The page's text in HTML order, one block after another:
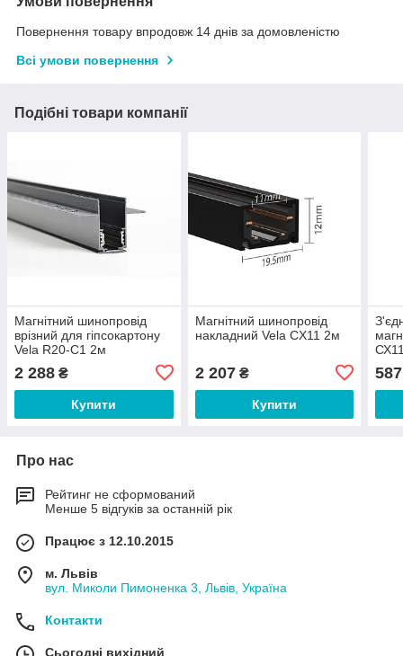
Повернення товару впродовж 14 днів за домовленістю
Всі умови повернення
Подібні товари компанії
Магнітний шинопровід
врізний для гіпсокартону
Vela R20-C1 2м
2 288 ₴
Купити
Магнітний шинопровід
накладний Vela CX11 2м
2 207₴
Купити
587
Про нас
Рейтинг не сформований
Менше 5 відгуків за останній рік
Працює з 12.10.2015
м. Львів
вул. Миколи Пимоненка 3, Львів, Україна
Контакти
Сьогодні вихідний